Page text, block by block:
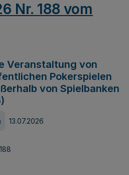
Nr. 188 vom
Veranstaltung von
Pokerspielen
von Spielbanken
13.07.2026
188